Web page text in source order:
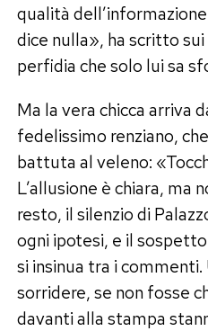
qualità
dice nulla», ha scritto
perfidia che solo lui sa
Ma la vera chicca arriva
fedelissimo renziano,
battuta al veleno:
L’allusione è chiara, ma
resto, il silenzio di
ogni ipotesi, e il
si insinua tra i commenti.
sorridere, se non fosse
davanti alla stampa